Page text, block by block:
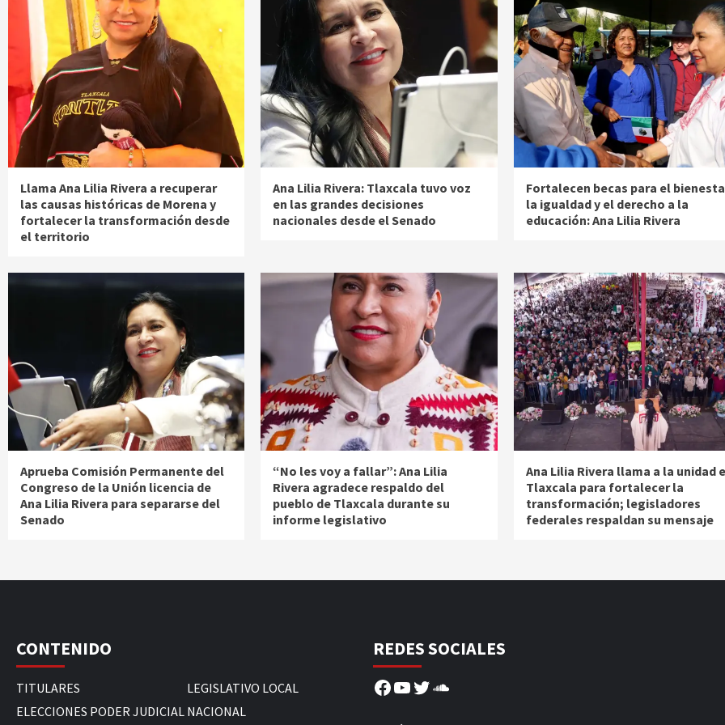
Llama Ana Lilia Rivera a recuperar
las causas históricas de Morena y
fortalecer la transformación desde
el territorio
Ana Lilia Rivera: Tlaxcala tuvo voz
en las grandes decisiones
nacionales desde el Senado
Fortalecen becas para el
la igualdad y el derecho a la
educación: Ana Lilia Rivera
Aprueba Comisión Permanente del
Congreso de la Unión licencia de
Ana Lilia Rivera para separarse del
Senado
“No les voy a fallar”: Ana Lilia
Rivera agradece respaldo del
pueblo de Tlaxcala durante su
informe legislativo
Ana Lilia Rivera llama a la unidad
Tlaxcala para fortalecer la
transformación; legisladores
federales respaldan su mensaje
CONTENIDO
TITULARES
ELECCIONES PODER JUDICIAL
LEGISLATIVO LOCAL
NACIONAL
REDES SOCIALES
Facebook
YouTube
Twitter
SoundCloud